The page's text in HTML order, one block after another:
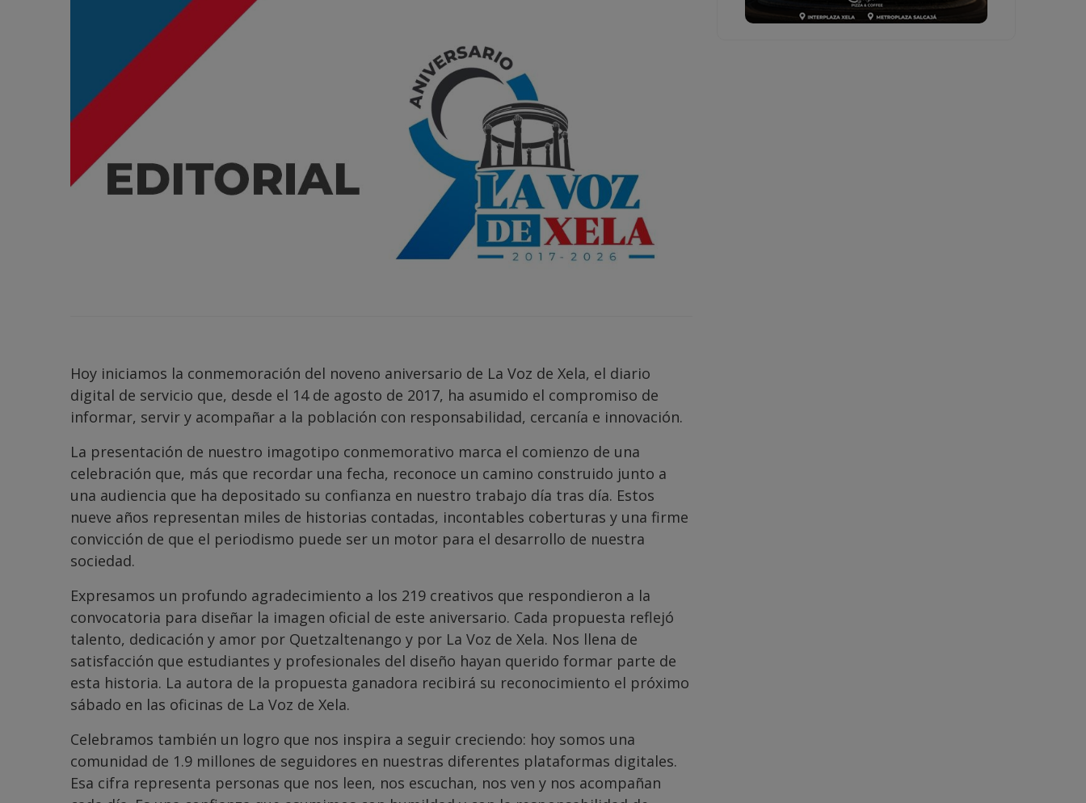
Hoy iniciamos la conmemoración del noveno aniversario de La Voz de Xela, el diario
digital de servicio que, desde el 14 de agosto de 2017, ha asumido el compromiso de
informar, servir y acompañar a la población con responsabilidad, cercanía e innovación.
La presentación de nuestro imagotipo conmemorativo marca el comienzo de una
celebración que, más que recordar una fecha, reconoce un camino construido junto a
una audiencia que ha depositado su confianza en nuestro trabajo día tras día. Estos
nueve años representan miles de historias contadas, incontables coberturas y una firme
convicción de que el periodismo puede ser un motor para el desarrollo de nuestra
sociedad.
Expresamos un profundo agradecimiento a los 219 creativos que respondieron a la
convocatoria para diseñar la imagen oficial de este aniversario. Cada propuesta reflejó
talento, dedicación y amor por Quetzaltenango y por La Voz de Xela. Nos llena de
satisfacción que estudiantes y profesionales del diseño hayan querido formar parte de
esta historia. La autora de la propuesta ganadora recibirá su reconocimiento el próximo
sábado en las oficinas de La Voz de Xela.
Celebramos también un logro que nos inspira a seguir creciendo: hoy somos una
comunidad de 1.9 millones de seguidores en nuestras diferentes plataformas digitales.
Esa cifra representa personas que nos leen, nos escuchan, nos ven y nos acompañan